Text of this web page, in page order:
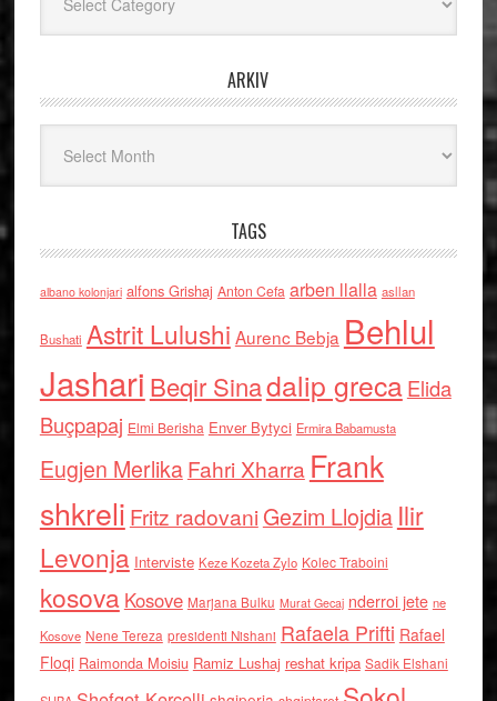
ARKIV
TAGS
albano kolonjari alfons Grishaj Anton Cefa arben llalla asllan
Bushati Astrit Lulushi Aurenc Bebja Behlul
Jashari Beqir Sinadalip grecaElida
Buçpapaj Elmi Berisha Enver Bytyci Ermira Babamusta
Eugjen MerlikaFahri Xharra Frank
shkreli Fritz radovaniGezim Llojdia Ilir
Levonja Interviste Keze Kozeta Zylo Kolec Traboini
kosova Kosove Marjana Bulku Murat Gecaj nderroi jete ne
Kosove Nene Tereza presidenti Nishani Rafaela Prifti Rafael
Floqi Raimonda Moisiu Ramiz Lushaj reshat kripa Sadik Elshani